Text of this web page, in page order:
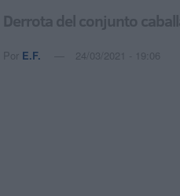
Derrota del conjunto
Por E.F. 24/03/2021 - 19:06